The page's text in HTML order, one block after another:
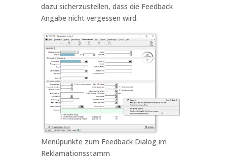
dazu sicherzustellen, dass die Feedback
Angabe nicht vergessen wird.
Menüpunkte zum Feedback Dialog im
Reklamationsstamm